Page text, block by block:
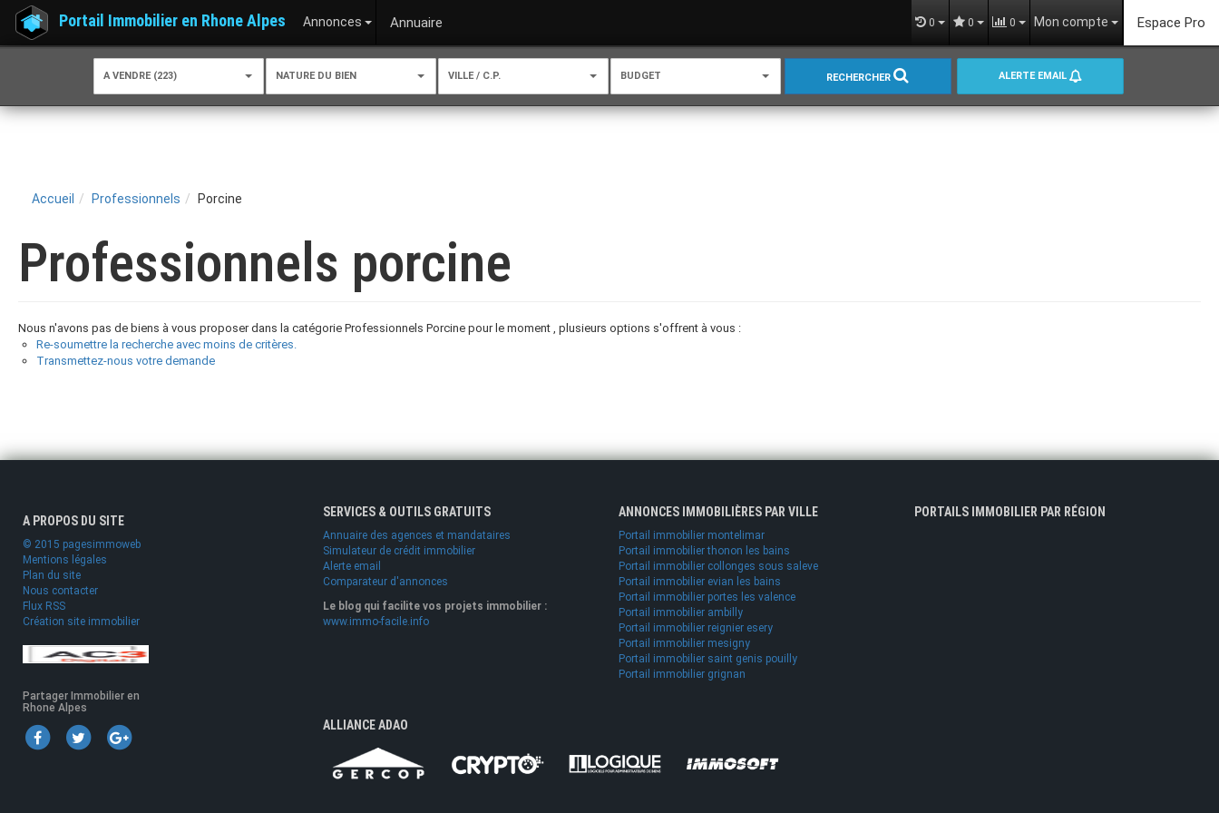
Portail Immobilier en Rhone Alpes Annonces Annuaire 0 0 0 Mon compte Espace Pro
A VENDRE (223) NATURE DU BIEN VILLE / C.P. BUDGET RECHERCHER ALERTE EMAIL
Accueil Professionnels Porcine
Professionnels porcine
Nous n'avons pas de biens à vous proposer dans la catégorie Professionnels Porcine pour le moment , plusieurs options s'offrent à vous :
Re-soumettre la recherche avec moins de critères.
Transmettez-nous votre demande
A PROPOS DU SITE
© 2015 pagesimmoweb
Mentions légales
Plan du site
Nous contacter
Flux RSS
Création site immobilier
Partager Immobilier en
Rhone Alpes
SERVICES & OUTILS GRATUITS
Annuaire des agences et mandataires
Simulateur de crédit immobilier
Alerte email
Comparateur d'annonces
Le blog qui facilite vos projets immobilier :
www.immo-facile.info
ANNONCES IMMOBILIÈRES PAR VILLE
Portail immobilier montelimar
Portail immobilier thonon les bains
Portail immobilier collonges sous saleve
Portail immobilier evian les bains
Portail immobilier portes les valence
Portail immobilier ambilly
Portail immobilier reignier esery
Portail immobilier mesigny
Portail immobilier saint genis pouilly
Portail immobilier grignan
ALLIANCE ADAO
PORTAILS IMMOBILIER PAR RÉGION